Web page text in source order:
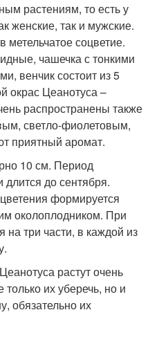
растениям, то есть у
женские, так и мужские.
метельчатое соцветие.
чашечка с тонкими
венчик состоит из 5
окрас Цеанотуса –
распространены также
светло-фиолетовым,
приятный аромат.
10 см. Период
длится до сентября.
формируется
околоплодником. При
на три части, в каждой из
растут очень
их уберечь, но и
обязательно их